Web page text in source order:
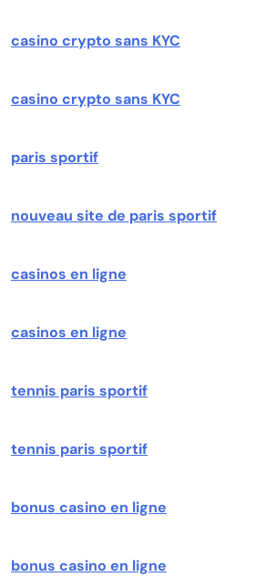
casino crypto sans KYC
casino crypto sans KYC
paris sportif
nouveau site de paris sportif
casinos en ligne
casinos en ligne
tennis paris sportif
tennis paris sportif
bonus casino en ligne
bonus casino en ligne